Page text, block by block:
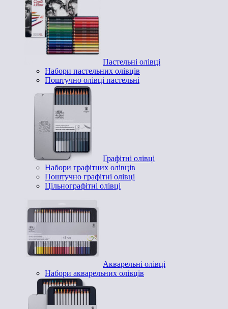
Пастельні олівці
Набори пастельних олівців
Поштучно олівці пастельні
Графітні олівці
Набори графітних олівців
Поштучно графітні олівці
Цільнографітні олівці
Акварельні олівці
Набори акварельних олівців